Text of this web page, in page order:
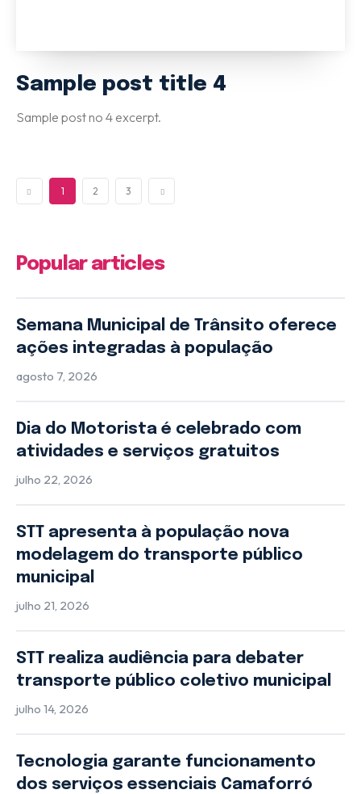
Sample post title 4
Sample post no 4 excerpt.
1 2 3
Popular articles
Semana Municipal de Trânsito oferece
ações integradas à população
agosto 7, 2026
Dia do Motorista é celebrado com
atividades e serviços gratuitos
julho 22, 2026
STT apresenta à população nova
modelagem do transporte público
municipal
julho 21, 2026
STT realiza audiência para debater
transporte público coletivo municipal
julho 14, 2026
Tecnologia garante funcionamento
dos serviços essenciais Camaforró